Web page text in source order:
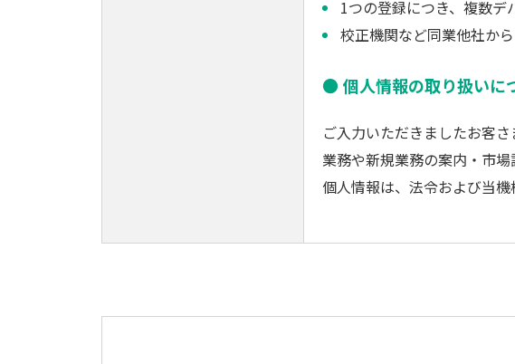
1つの登録につき、複数デ
校正機関など同業他社か
個人情報の取り扱いに
ご入力いただきましたお客
業務や新規業務の案内・市
個人情報は、法令および当機